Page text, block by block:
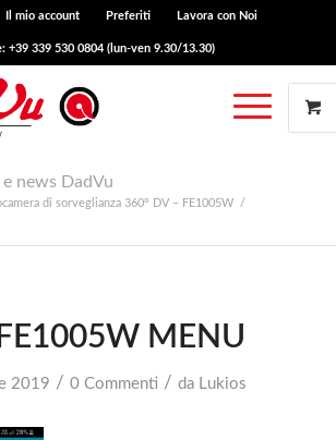
Il mio account Preferiti Lavora con Noi
+39 339 530 0804 (lun-ven 9.30/13.30)
news DadVu
di sorveglianza 360° DV – FE1005W
/
MENU
2019 / 0 Commenti / da Lukios